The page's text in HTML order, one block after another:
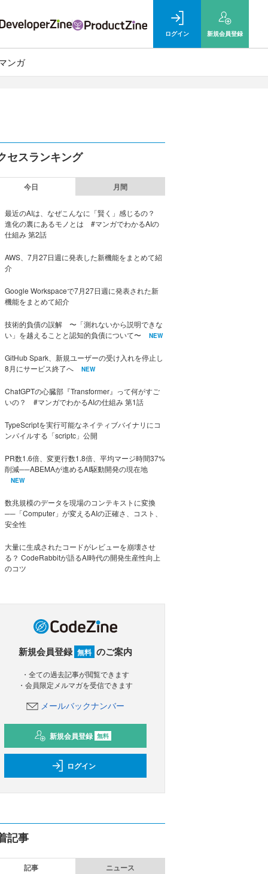
ログイン 新規会員登録
ンガ
セスランキング
今日 月間
最近のAIは、なぜこんなに「賢く」感じるの？
進化の裏にあるモノとは #マンガでわかるAIの
仕組み 第2話
AWS、7月27日週に発表した新機能をまとめて紹
介
Google Workspaceで7月27日週に発表された新
機能をまとめて紹介
技術的負債の誤解 〜「測れないから説明できな
い」を越えることと認知的負債について〜
NEW
GitHub Spark、新規ユーザーの受け入れを停止し
8月にサービス終了へ
NEW
ChatGPTの心臓部『Transformer』って何がすご
いの？ #マンガでわかるAIの仕組み 第1話
TypeScriptを実行可能なネイティブバイナリにコ
ンパイルする「scriptc」公開
PR数1.6倍、変更行数1.8倍、平均マージ時間37%
削減──ABEMAが進めるAI駆動開発の現在地
NEW
数兆規模のデータを現場のコンテキストに変換
──「Computer」が変えるAIの正確さ、コスト、
安全性
大量に生成されたコードがレビューを崩壊させ
る？ CodeRabbitが語るAI時代の開発生産性向上
のコツ
新規会員登録 無料 のご案内
・全ての過去記事が閲覧できます
・会員限定メルマガを受信できます
メールバックナンバー
新規会員登録 無料
ログイン
記事
記事 ニュース